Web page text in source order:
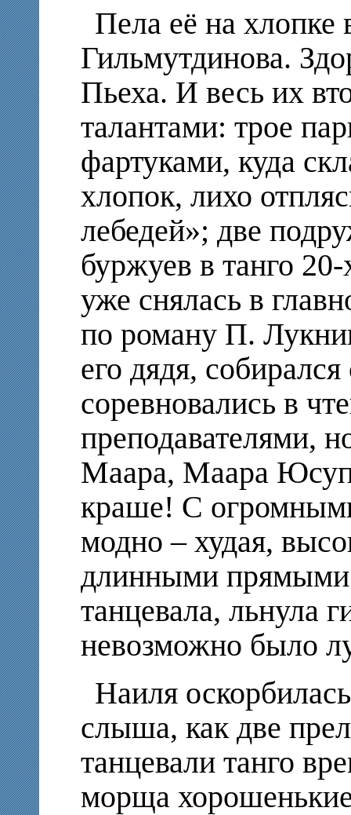
Пела её на хлопке
Гильмутдинова.
Пьеха. И весь их
талантами: трое
фартуками, куда
хлопок, лихо
лебедей»; две
буржуев в танго 20-
уже снялась в
по роману П.
его дядя,
соревновались в
преподавателями,
Маара, Маара
краше! С
модно – худая,
длинными прямыми
танцевала, льнула
невозможно было
Наиля
слыша, как две
танцевали танго
морща